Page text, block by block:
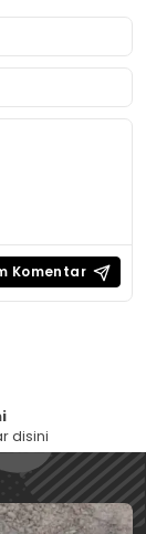
disini